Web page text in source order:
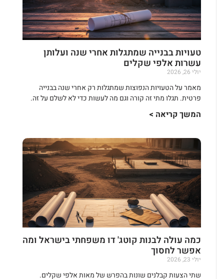
טעויות בבנייה שמתגלות אחרי שנה ועלותן
עשרות אלפי שקלים
יולי 26, 2026
מאמר על הטעויות הנפוצות שמתגלות רק אחרי שנה בבנייה
פרטית. תגלו מתי זה קורה וגם מה לעשות כדי לא לשלם על זה.
המשך קריאה >
כמה עולה לבנות קוטג' דו משפחתי בישראל ומה
אפשר לחסוך
יולי 23, 2026
שתי הצעות קבלנים שונות בהפרש של מאות אלפי שקלים.